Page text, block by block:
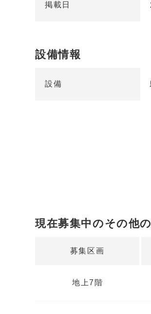
掲載日
設備情報
設備
現在募集中のその他
募集区画
地上7階